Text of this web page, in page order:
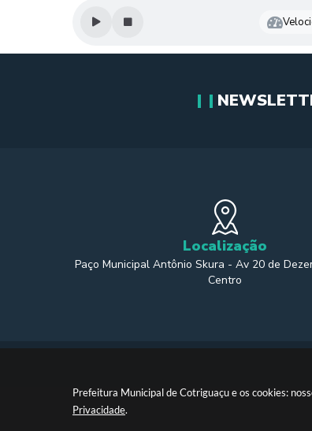
Prefeitura Municipal de Cotriguaçu e os cookies:
Privacidade.
Localização
Paço Municipal Antônio Skura - Av 20 de
Centro